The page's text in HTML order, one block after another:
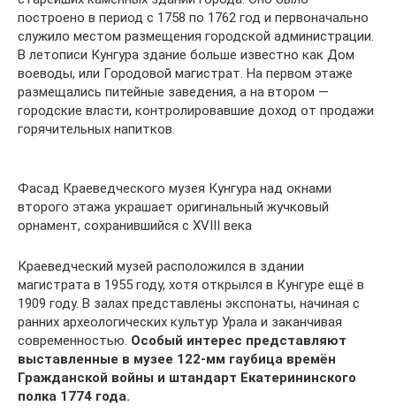
построено в период с 1758 по 1762 год и первоначально
служило местом размещения городской администрации.
В летописи Кунгура здание больше известно как Дом
воеводы, или Городовой магистрат. На первом этаже
размещались питейные заведения, а на втором —
городские власти, контролировавшие доход от продажи
горячительных напитков.
Фасад Краеведческого музея Кунгура над окнами
второго этажа украшает оригинальный жучковый
орнамент, сохранившийся с XVIII века
Краеведческий музей расположился в здании
магистрата в 1955 году, хотя открылся в Кунгуре ещё в
1909 году. В залах представлены экспонаты, начиная с
ранних археологических культур Урала и заканчивая
современностью. Особый интерес представляют
выставленные в музее 122-мм гаубица времён
Гражданской войны и штандарт Екатерининского
полка 1774 года.